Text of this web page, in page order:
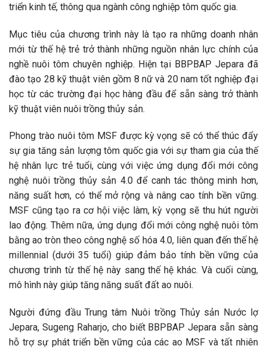
triển kinh tế, thông qua ngành công nghiệp tôm quốc gia.
Mục tiêu của chương trình này là tạo ra những doanh nhân
mới từ thế hệ trẻ trở thành những nguồn nhân lực chính của
nghề nuôi tôm chuyên nghiệp. Hiện tại BBPBAP Jepara đã
đào tạo 28 kỹ thuật viên gồm 8 nữ và 20 nam tốt nghiệp đại
học từ các trường đại học hàng đầu để sẵn sàng trở thành
kỹ thuật viên nuôi trồng thủy sản.
Phong trào nuôi tôm MSF được kỳ vọng sẽ có thể thúc đẩy
sự gia tăng sản lượng tôm quốc gia với sự tham gia của thế
hệ nhân lực trẻ tuổi, cùng với việc ứng dụng đổi mới công
nghệ nuôi trồng thủy sản 4.0 để canh tác thông minh hơn,
năng suất hơn, có thể mở rộng và nâng cao tính bền vững.
MSF cũng tạo ra cơ hội việc làm, kỳ vọng sẽ thu hút người
lao động. Thêm nữa, ứng dụng đổi mới công nghệ nuôi tôm
bằng ao tròn theo công nghệ số hóa 4.0, liên quan đến thế hệ
millennial (dưới 35 tuổi) giúp đảm bảo tính bền vững của
chương trình từ thế hệ này sang thế hệ khác. Và cuối cùng,
mô hình này giúp tăng năng suất đất ao nuôi.
Người đứng đầu Trung tâm Nuôi trồng Thủy sản Nước lợ
Jepara, Sugeng Raharjo, cho biết BBPBAP Jepara sẵn sàng
hỗ trợ sự phát triển bền vững của các ao MSF và tất nhiên